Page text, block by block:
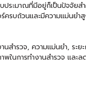
ะมาณที่มีอยู่ก็เป็นปัจจัยส
ครบถ้วนและมีความแม่นยำ
รวจ, ความแม่นยำ, ระย
ในการทำงานสำรวจ และ